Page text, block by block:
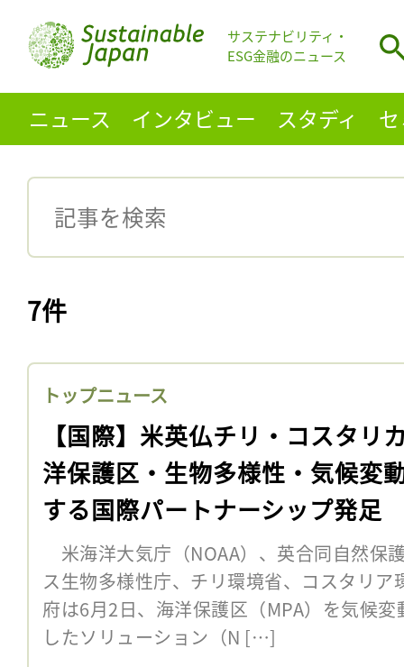
サステナビリティ・
ESG金融のニュース
ニュース インタビュー スタディ
7件
トップニュース
【国際】米英仏チリ・コスタリ
洋保護区・生物多様性・気候変
する国際パートナーシップ発足
米海洋大気庁（NOAA）、英合同自然保
ス生物多様性庁、チリ環境省、コスタリ
府は6月2日、海洋保護区（MPA）を気候
したソリューション（N […]